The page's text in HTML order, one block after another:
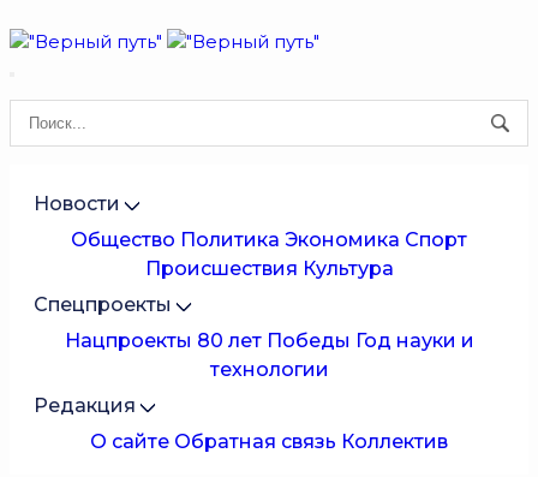
Новости
Общество Политика Экономика Спорт
Происшествия Культура
Спецпроекты
Нацпроекты 80 лет Победы Год науки и
технологии
Редакция
О сайте Обратная связь Коллектив